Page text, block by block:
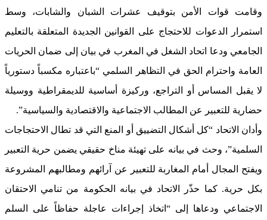
وقامت قوات الأمن بتوقيف عشرات الشبان والشابات، وسط
استمرار الدعوات للاحتجاج على القوانين الجديدة المتعلقة بالتعليم
الجامعي ودعا اتحاد الشغل في المغرب في بيان إلى ضمان الحريات
العامة واحترام الحق في التظاهر السلمي “باعتباره مكسباً دستورياً
لا يقبل المساس أو التراجع، وركيزة أساسية للديمقراطية ووسيلة
حضارية للتعبير عن المطالب الاجتماعية والاقتصادية والسياسية”.
وأدان الاتحاد “كل أشكال التضييق أو المنع التي قد تطال الاحتجاجات
السلمية”، وحث في بيانه على تهيئة مناخ حقيقي يضمن حرية التعبير
ويفتح المجال أمام المغاربة للتعبير عن آرائهم ومطالبهم المشروعة
بكل حرية. كما حذّر الاتحاد في بيانه الحكومة من تنامي الاحتقان
الاجتماعي ودعاها إلى “اتخاذ إجراءات عاجلة حفاظاً على السلم